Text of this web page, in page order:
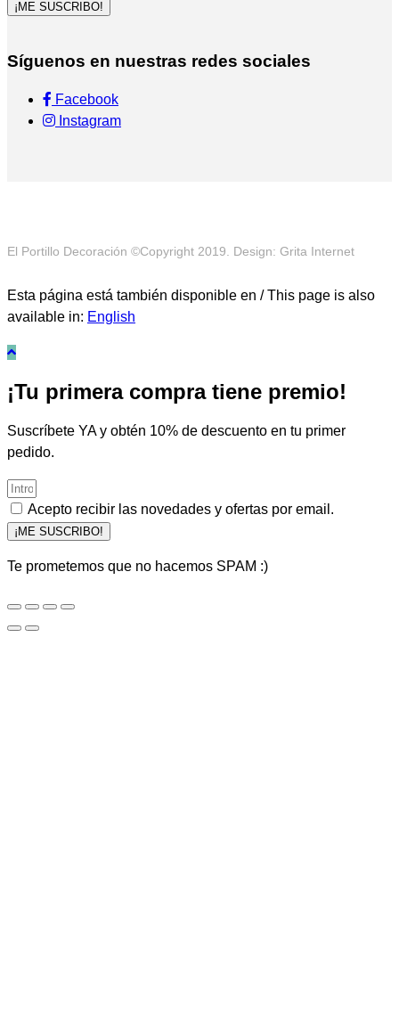
¡ME SUSCRIBO!
Síguenos en nuestras redes sociales
Facebook
Instagram
El Portillo Decoración ©Copyright 2019. Design: Grita Internet
Esta página está también disponible en / This page is also
available in: English
¡Tu primera compra tiene premio!
Suscríbete YA y obtén 10% de descuento en tu primer
pedido.
Acepto recibir las novedades y ofertas por email.
¡ME SUSCRIBO!
Te prometemos que no hacemos SPAM :)